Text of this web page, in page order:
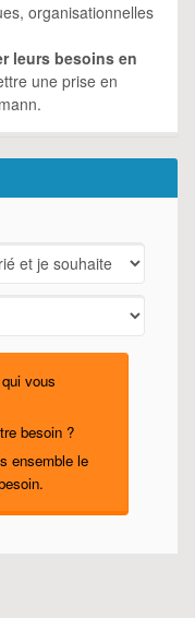
organisationnelles
leurs besoins en
une prise en
vous
besoin ?
ensemble le